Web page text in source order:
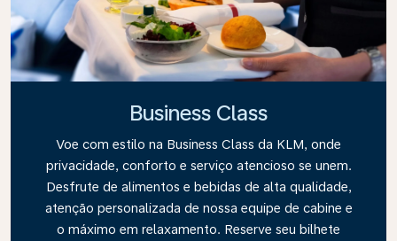
Business Class
Voe com estilo na Business Class da KLM, onde
privacidade, conforto e serviço atencioso se unem.
Desfrute de alimentos e bebidas de alta qualidade,
atenção personalizada de nossa equipe de cabine e
o máximo em relaxamento. Reserve seu bilhete